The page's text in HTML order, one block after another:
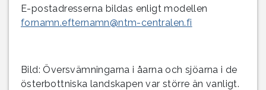
E-postadresserna bildas enligt modellen
fornamn.efternamn@ntm-centralen.fi
Bild: Översvämningarna i åarna och sjöarna i de
österbottniska landskapen var större än vanligt.